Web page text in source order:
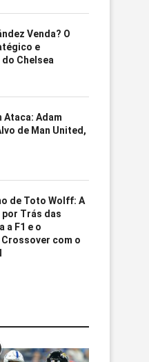
Venda? O
e
Chelsea
Ataca: Adam
de Man United,
de Toto Wolff: A
Trás das
a F1 e o
Crossover com o